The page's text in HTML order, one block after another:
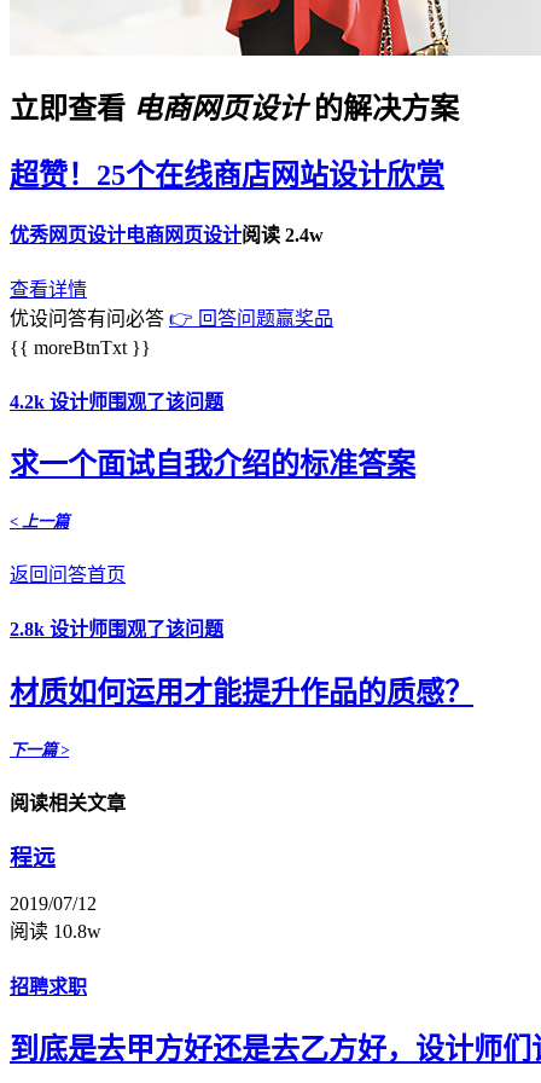
立即查看 电商网页设计的解决方案
超赞！25个在线商店网站设计欣赏
优秀网页设计电商网页设计阅读 2.4w
查看详情
优设问答有问必答 👉 回答问题赢奖品
{{ moreBtnTxt }}
4.2k 设计师围观了该问题
求一个面试自我介绍的标准答案
< 上一篇
返回问答首页
2.8k 设计师围观了该问题
材质如何运用才能提升作品的质感？
下一篇 >
阅读相关文章
程远
2019/07/12
阅读 10.8w
招聘求职
到底是去甲方好还是去乙方好，设计师